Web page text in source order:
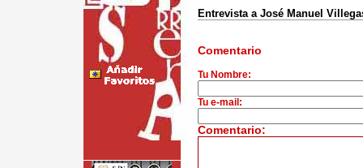
Entrevista a José Manuel
Comentario
Tu Nombre:
Tu e-mail:
Comentario: